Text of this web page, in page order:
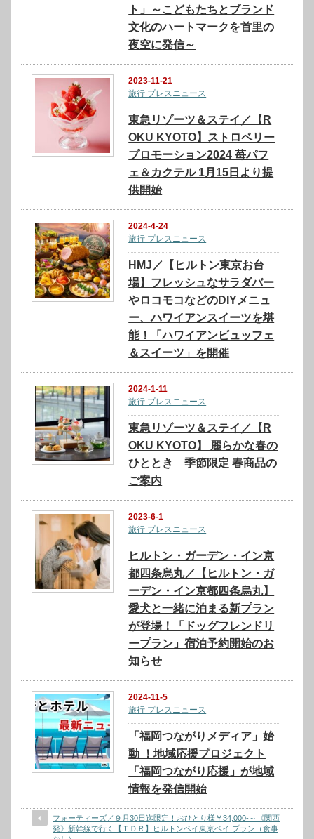
ト」～こどもたちとブランド
文化のハートマークを首里の
夜空に発信～
2023-11-21
旅行 プレスニュース
東急リゾーツ＆ステイ／【R
OKU KYOTO】ストロベリー
プロモーション2024 苺パフ
ェ＆カクテル 1月15日より提
供開始
2024-4-24
旅行 プレスニュース
HMJ／【ヒルトン東京お台
場】フレッシュなサラダバー
やロコモコなどのDIYメニュ
ー、ハワイアンスイーツを堪
能！「ハワイアンビュッフェ
＆スイーツ」を開催
2024-1-11
旅行 プレスニュース
東急リゾーツ＆ステイ／【R
OKU KYOTO】 麗らかな春の
ひととき 季節限定 春商品の
ご案内
2023-6-1
旅行 プレスニュース
ヒルトン・ガーデン・イン京
都四条烏丸／【ヒルトン・ガ
ーデン・イン京都四条烏丸】
愛犬と一緒に泊まる新プラン
が登場！「ドッグフレンドリ
ープラン」宿泊予約開始のお
知らせ
2024-11-5
旅行 プレスニュース
「福岡つながりメディア」始
動 ！地域応援プロジェクト
「福岡つながり応援」が地域
情報を発信開始
フォーティーズ／９月30日迄限定！おひとり様￥34,000-～《関西
発》新幹線で行く【ＴＤＲ】ヒルトンベイ東京ベイ プラン（食事